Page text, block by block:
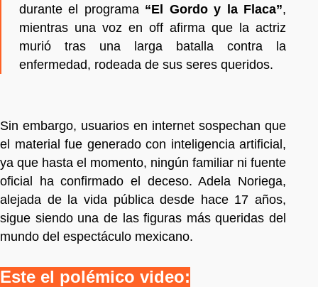
durante el programa “El Gordo y la Flaca”,
mientras una voz en off afirma que la actriz
murió tras una larga batalla contra la
enfermedad, rodeada de sus seres queridos.
Sin embargo, usuarios en internet sospechan que
el material fue generado con inteligencia artificial,
ya que hasta el momento, ningún familiar ni fuente
oficial ha confirmado el deceso. Adela Noriega,
alejada de la vida pública desde hace 17 años,
sigue siendo una de las figuras más queridas del
mundo del espectáculo mexicano.
Este el polémico video: